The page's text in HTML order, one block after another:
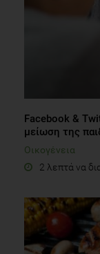
Facebook &
μείωση της
Οικογένεια
2 λεπτά να